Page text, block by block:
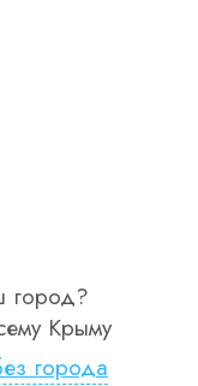
город?
Крыму
города